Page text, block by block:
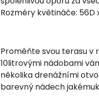
Rozměry květináče: 56D
Proměňte svou terasu
10litrovými nádobami
několika drenážními
barevný nádech